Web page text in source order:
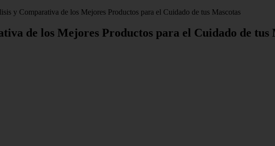
y Comparativa de los Mejores Productos para el Cuidado de tus Mascotas
de los Mejores Productos para el Cuidado de tus